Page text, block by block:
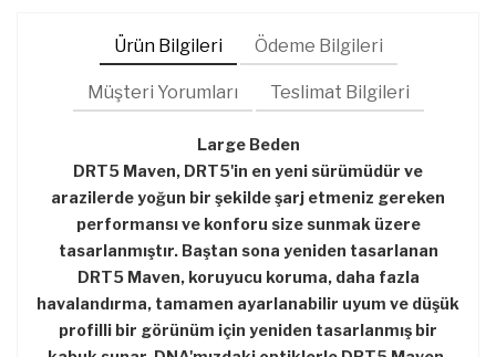
Ürün Bilgileri Ödeme Bilgileri
Müşteri Yorumları Teslimat Bilgileri
Large Beden
DRT5 Maven, DRT5'in en yeni sürümüdür ve
arazilerde yoğun bir şekilde şarj etmeniz gereken
performansı ve konforu size sunmak üzere
tasarlanmıştır. Baştan sona yeniden tasarlanan
DRT5 Maven, koruyucu koruma, daha fazla
havalandırma, tamamen ayarlanabilir uyum ve düşük
profilli bir görünüm için yeniden tasarlanmış bir